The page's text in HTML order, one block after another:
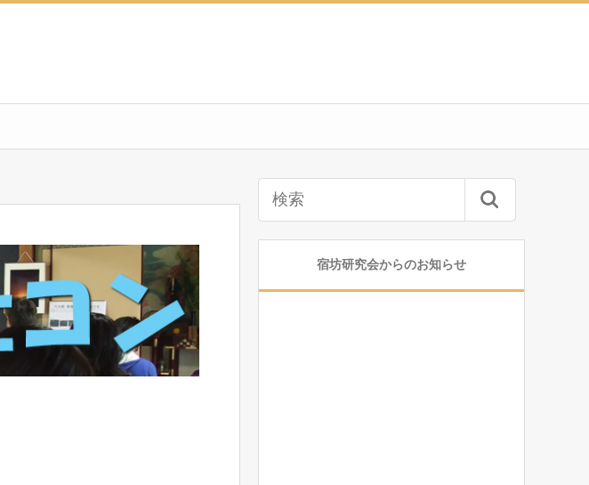
宿坊研究会からのお知らせ